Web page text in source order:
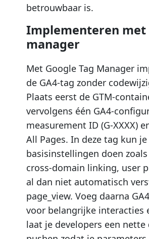
betrouwbaar is.
Implementeren met
manager
Met Google Tag Manager
de GA4-tag zonder
Plaats eerst de GTM-
vervolgens één GA4-
measurement ID (G-XXXX)
All Pages. In deze tag kun je
basisinstellingen doen
cross-domain linking, user
al dan niet automatisch
page_view. Voeg daarna
voor belangrijke interacties
laat je developers een nette